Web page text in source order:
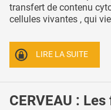
transfert de contenu
cellules vivantes , qui
LIRE LA SUITE
CERVEAU :